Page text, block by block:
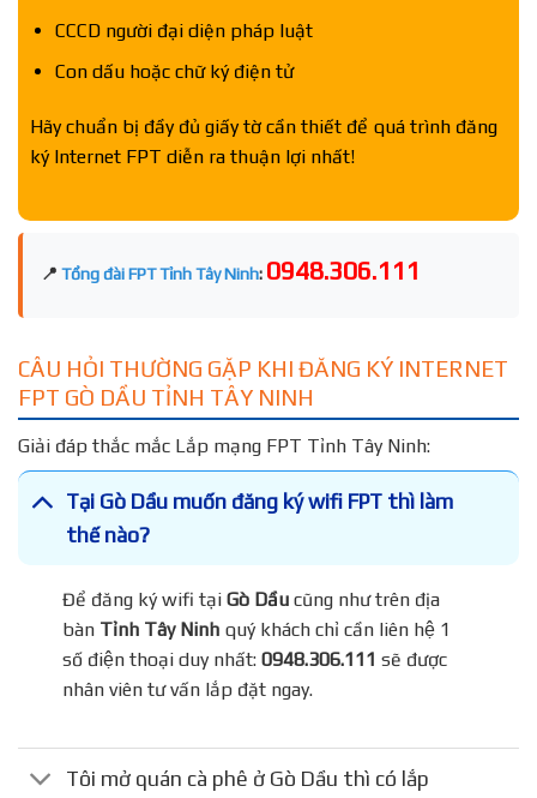
CCCD người đại diện pháp luật
Con dấu hoặc chữ ký điện tử
Hãy chuẩn bị đầy đủ giấy tờ cần thiết để quá trình đăng
ký Internet FPT diễn ra thuận lợi nhất!
📍 Tổng đài FPT Tỉnh Tây Ninh: 0948.306.111
CÂU HỎI THƯỜNG GẶP KHI ĐĂNG KÝ INTERNET
FPT GÒ DẦU TỈNH TÂY NINH
Giải đáp thắc mắc Lắp mạng FPT Tỉnh Tây Ninh:
Tại Gò Dầu muốn đăng ký wifi FPT thì làm
thế nào?
Để đăng ký wifi tạiGò Dầucũng như trên địa
bànTỉnh Tây Ninhquý khách chỉ cần liên hệ 1
số điện thoại duy nhất:0948.306.111 sẽ được
nhân viên tư vấn lắp đặt ngay.
Tôi mở quán cà phê ở Gò Dầu thì có lắp